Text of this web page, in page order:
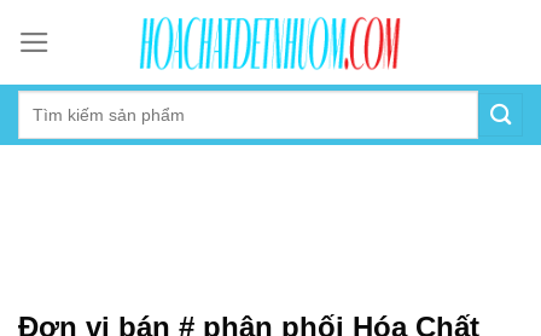
content
Đơn vị bán # phân phối Hóa Chất